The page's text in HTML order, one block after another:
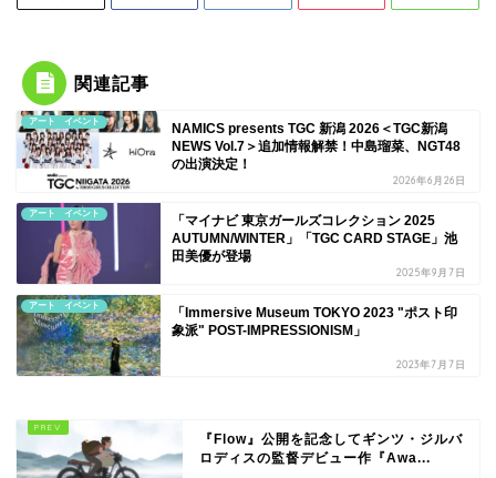
関連記事
アート イベント
NAMICS presents TGC 新潟 2026＜TGC新潟
NEWS Vol.7＞追加情報解禁！中島瑠菜、NGT48
の出演決定！
2026年6月26日
アート イベント
「マイナビ 東京ガールズコレクション 2025
AUTUMN/WINTER」「TGC CARD STAGE」池
田美優が登場
2025年9月7日
アート イベント
「Immersive Museum TOKYO 2023 "ポスト印
象派" POST-IMPRESSIONISM」
2023年7月7日
『Flow』公開を記念してギンツ・ジルバ
ロディスの監督デビュー作『Awa...